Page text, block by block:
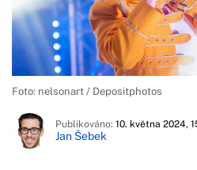
Foto: nelsonart / Depositphotos
Publikováno: 10. května 2024,
Jan Šebek